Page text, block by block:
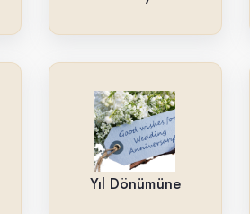
Yıl Dönümüne